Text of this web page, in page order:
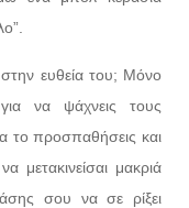
στην ευθεία του; Μόνο
να ψάχνεις τους
το προσπαθήσεις και
μετακινείσαι μακριά
σου να σε ρίξει